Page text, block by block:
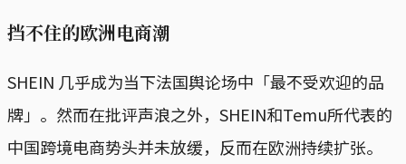
挡不住的欧洲电商潮
SHEIN 几乎成为当下法国舆论场中「最不受欢迎的品
牌」。然而在批评声浪之外，SHEIN和Temu所代表的
中国跨境电商势头并未放缓，反而在欧洲持续扩张。